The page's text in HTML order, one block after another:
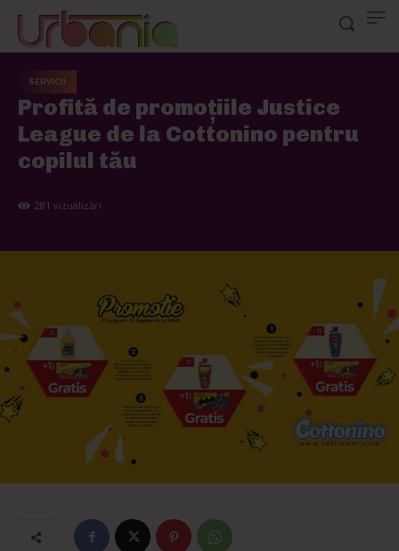
SERVICII
Profită de promoțiile Justice
League de la Cottonino pentru
copilul tău
281 vizualizări